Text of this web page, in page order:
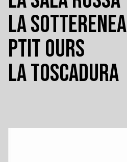
LA SOTTERENEA
PTIT OURS
LA TOSCADURA